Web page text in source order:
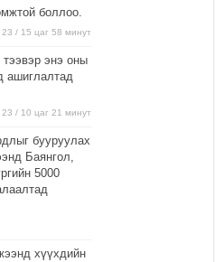
боллоо.
/ 15 цаг 58 минут
энэ оны
ашиглалтад
/ 10 цаг 21 минут
бууруулах
Баянгол,
5000
хүүхдийн